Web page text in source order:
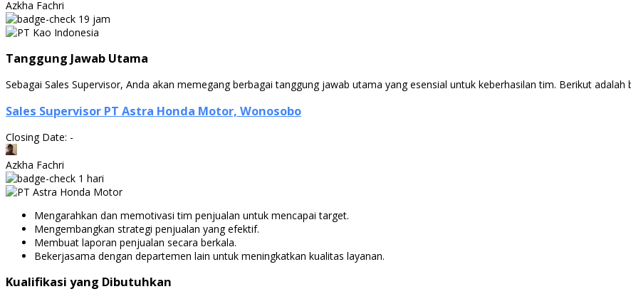
Azkha Fachri
19 jam
Tanggung Jawab Utama
Sebagai Sales Supervisor, Anda akan memegang berbagai tanggung jawab utama yang esensial untuk keberhasilan tim. Berikut adalah
Sales Supervisor PT Astra Honda Motor, Wonosobo
Closing Date: -
Azkha Fachri
1 hari
Mengarahkan dan memotivasi tim penjualan untuk mencapai target.
Mengembangkan strategi penjualan yang efektif.
Membuat laporan penjualan secara berkala.
Bekerjasama dengan departemen lain untuk meningkatkan kualitas layanan.
Kualifikasi yang Dibutuhkan